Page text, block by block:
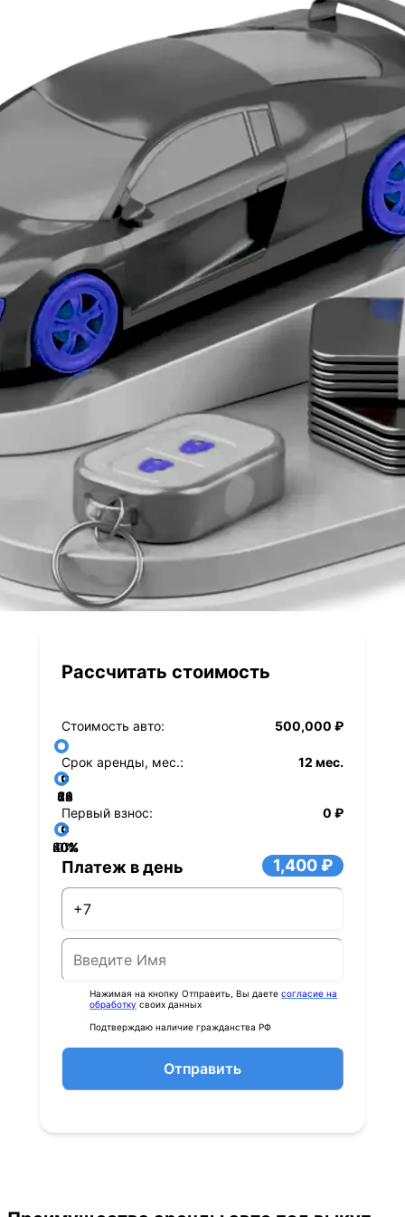
Рассчитать стоимость
Стоимость авто: 500,000 ₽
Срок аренды, мес.: 12 мес.
12
24
36
48
60
72
84
Первый взнос:
0 ₽
0%
20%
40%
60%
80%
Платеж в день 1,400 ₽
Нажимая на кнопку Отправить, Вы даете согласие на
обработку своих данных
Подтверждаю наличие гражданства РФ
Отправить